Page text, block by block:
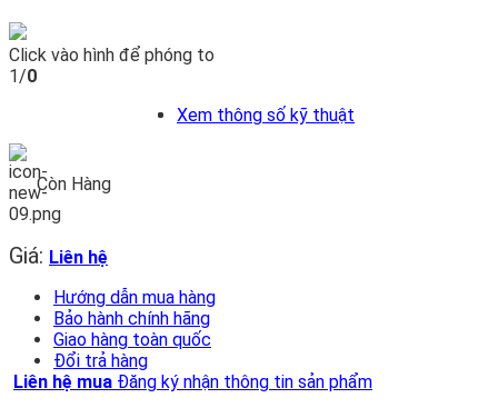
Click vào hình để phóng to
1/0
Xem thông số kỹ thuật
Còn Hàng
Giá: Liên hệ
Hướng dẫn mua hàng
Bảo hành chính hãng
Giao hàng toàn quốc
Đổi trả hàng
Liên hệ mua Đăng ký nhận thông tin sản phẩm